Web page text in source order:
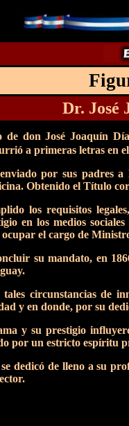
Dr. José
dedon José Joaquín
a primeras letras en
por sus padres
Obtenido el Título
los requisitos
en los medios
el cargo de
su mandato, en
tales circunstancias de
y en donde, por su
y su prestigio
por un estricto espíritu
dedicó de lleno a su